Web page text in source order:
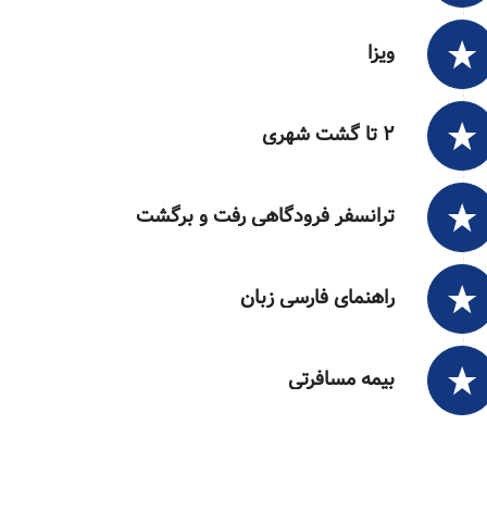
ویزا
۲ تا گشت شهری
ترانسفر فرودگاهی رفت و برگشت
راهنمای فارسی زبان
بیمه مسافرتی